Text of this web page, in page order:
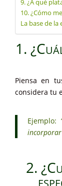
9. ¿A qué
10. ¿Cómo
La base de
1.
Piensa en
considera tu
Ejemplo:
2.